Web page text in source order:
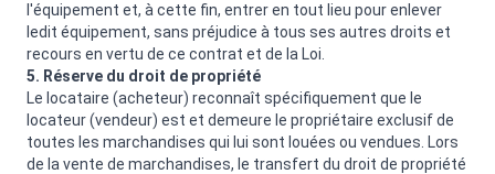
l'équipement et, à cette fin, entrer en tout lieu pour enlever
ledit équipement, sans préjudice à tous ses autres droits et
recours en vertu de ce contrat et de la Loi.
5. Réserve du droit de propriété
Le locataire (acheteur) reconnaît spécifiquement que le
locateur (vendeur) est et demeure le propriétaire exclusif de
toutes les marchandises qui lui sont louées ou vendues. Lors
de la vente de marchandises, le transfert du droit de propriété